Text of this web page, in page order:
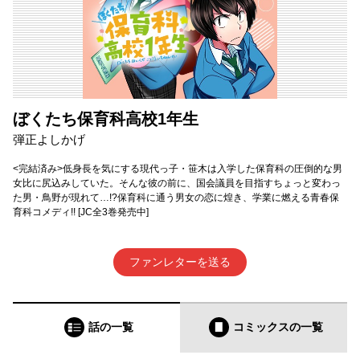
ぼくたち保育科高校1年生
弾正よしかげ
<完結済み>低身長を気にする現代っ子・笹木は入学した保育科の圧倒的な男
女比に尻込みしていた。そんな彼の前に、国会議員を目指すちょっと変わっ
た男・鳥野が現れて…!?保育科に通う男女の恋に煌き、学業に燃える青春保
育科コメディ!! [JC全3巻発売中]
ファンレターを送る
話の一覧 コミックスの一覧